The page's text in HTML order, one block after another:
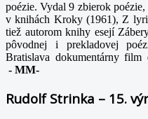
poézie. Vydal 9 zbierok
v knihách Kroky (1961), Z
tiež autorom knihy esejí
pôvodnej i prekladovej
Bratislava dokumentárny
- MM-
Rudolf Strinka – 15.